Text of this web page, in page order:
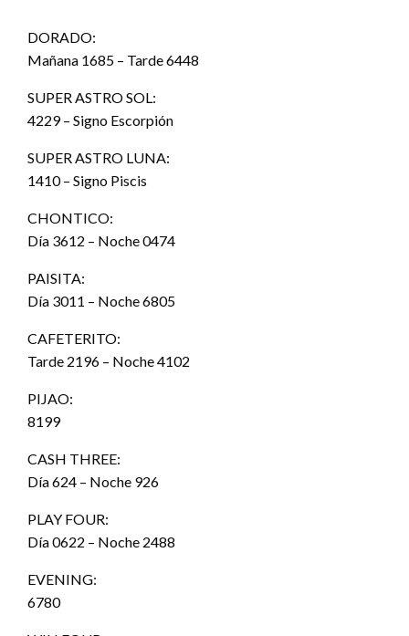
DORADO:
Mañana 1685 – Tarde 6448
SUPER ASTRO SOL:
4229 – Signo Escorpión
SUPER ASTRO LUNA:
1410 – Signo Piscis
CHONTICO:
Día 3612 – Noche 0474
PAISITA:
Día 3011 – Noche 6805
CAFETERITO:
Tarde 2196 – Noche 4102
PIJAO:
8199
CASH THREE:
Día 624 – Noche 926
PLAY FOUR:
Día 0622 – Noche 2488
EVENING:
6780